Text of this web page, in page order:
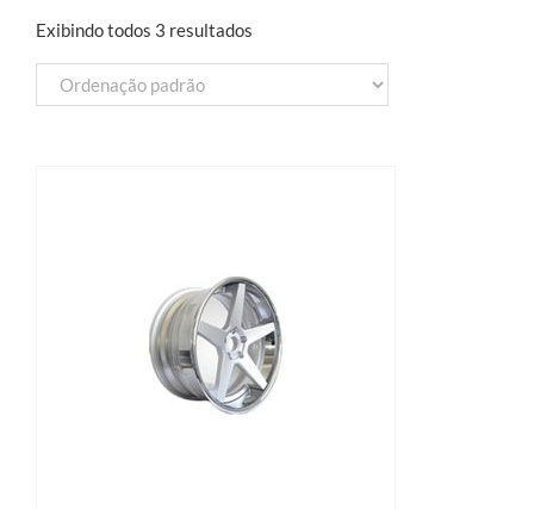
Exibindo todos 3 resultados